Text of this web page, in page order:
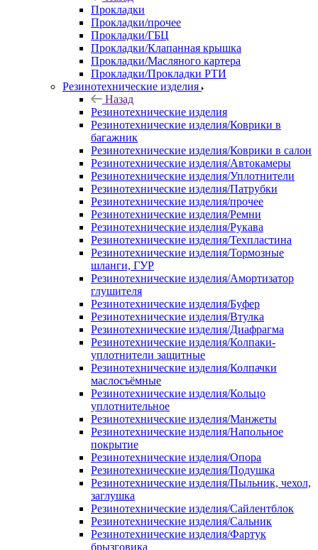
Прокладки
Прокладки/прочее
Прокладки/ГБЦ
Прокладки/Клапанная крышка
Прокладки/Масляного картера
Прокладки/Прокладки РТИ
Резинотехнические изделия
Назад
Резинотехнические изделия
Резинотехнические изделия/Коврики в
багажник
Резинотехнические изделия/Коврики в салон
Резинотехнические изделия/Автокамеры
Резинотехнические изделия/Уплотнители
Резинотехнические изделия/Патрубки
Резинотехнические изделия/прочее
Резинотехнические изделия/Ремни
Резинотехнические изделия/Рукава
Резинотехнические изделия/Техпластина
Резинотехнические изделия/Тормозные
шланги, ГУР
Резинотехнические изделия/Амортизатор
глушителя
Резинотехнические изделия/Буфер
Резинотехнические изделия/Втулка
Резинотехнические изделия/Диафрагма
Резинотехнические изделия/Колпаки-
уплотнители защитные
Резинотехнические изделия/Колпачки
маслосъёмные
Резинотехнические изделия/Кольцо
уплотнительное
Резинотехнические изделия/Манжеты
Резинотехнические изделия/Напольное
покрытие
Резинотехнические изделия/Опора
Резинотехнические изделия/Подушка
Резинотехнические изделия/Пыльник, чехол,
заглушка
Резинотехнические изделия/Сайлентблок
Резинотехнические изделия/Сальник
Резинотехнические изделия/Фартук
брызговика